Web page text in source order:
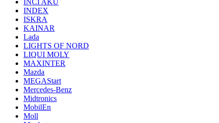
INCI AKU
INDEX
ISKRA
KAINAR
Lada
LIGHTS OF NORD
LIQUI MOLY
MAXINTER
Mazda
MEGAStart
Mercedes-Benz
Midtronics
MobilEn
Moll